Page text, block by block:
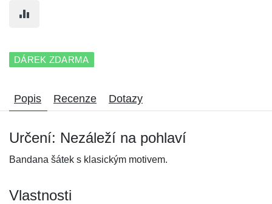
DÁREK ZDARMA
Popis Recenze Dotazy
Určení: Nezáleží na pohlaví
Bandana šátek s klasickým motivem.
Vlastnosti